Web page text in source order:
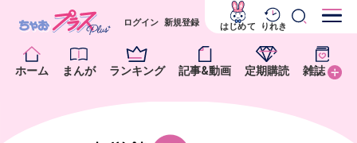
ホーム まんが ランキング 記事&動画 定期購読 雑誌
ログイン 新規登録 はじめて りれき